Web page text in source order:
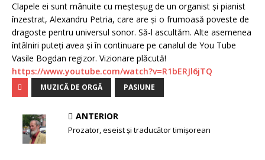
Clapele ei sunt mânuite cu meșteșug de un organist și pianist
înzestrat, Alexandru Petria, care are și o frumoasă poveste de
dragoste pentru universul sonor. Să-l ascultăm. Alte asemenea
întâlniri puteți avea și în continuare pe canalul de You Tube
Vasile Bogdan regizor. Vizionare plăcută!
https://www.youtube.com/watch?v=R1bERJl6jTQ
MUZICĂ DE ORGĂ PASIUNE
ANTERIOR
Prozator, eseist și traducător timişorean